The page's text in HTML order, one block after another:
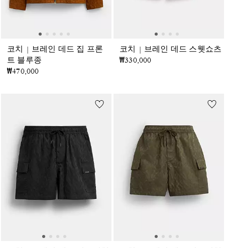
코치 | 브레인 데드 집 프론
트 블루종
₩470,000
코치 | 브레인 데드 스웻쇼츠
₩330,000